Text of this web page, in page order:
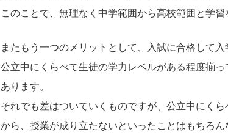
このことで、無理なく中学範囲から高校範囲と学習
またもう一つのメリットとして、入試に合格して
公立中にくらべて生徒の学力レベルがある程度揃
あります。
それでも差はついていくものですが、公立中にく
から、授業が成り立たないといったことはもちろ